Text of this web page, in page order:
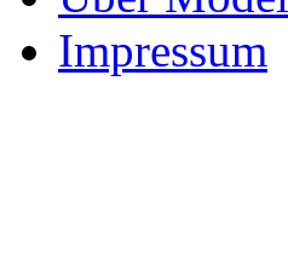
Impressum